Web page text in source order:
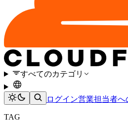
すべてのカテゴリ
ログイン営業担当者へ
TAG